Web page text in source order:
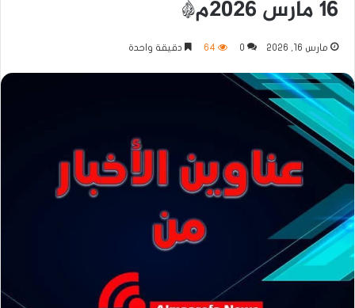
١٦ مارس ٢٠٢٦م*
مارس 16, 2026 0
64 دقيقة واحدة